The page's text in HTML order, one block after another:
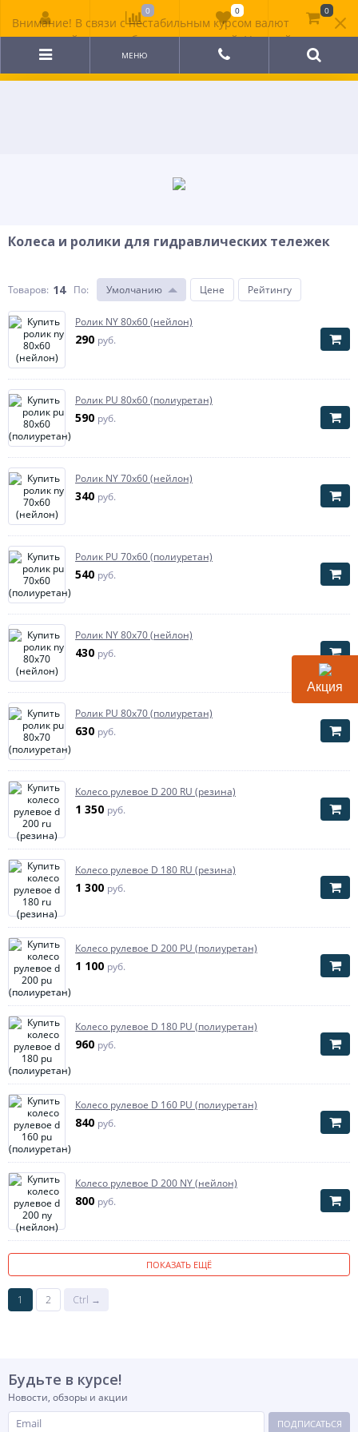
Внимание! В связи с нестабильным курсом валют
цена на сайте может быть неактуальной. Уточняйте
стоимость у менеджера.
МЕНЮ
Колеса и ролики для гидравлических тележек
Товаров: 14 По: Умолчанию Цене Рейтингу
Ролик NY 80х60 (нейлон)
290 руб.
Ролик PU 80х60 (полиуретан)
590 руб.
Ролик NY 70х60 (нейлон)
340 руб.
Ролик PU 70х60 (полиуретан)
540 руб.
Ролик NY 80х70 (нейлон)
430 руб.
Ролик PU 80х70 (полиуретан)
630 руб.
Колесо рулевое D 200 RU (резина)
1 350 руб.
Колесо рулевое D 180 RU (резина)
1 300 руб.
Колесо рулевое D 200 PU (полиуретан)
1 100 руб.
Колесо рулевое D 180 PU (полиуретан)
960 руб.
Колесо рулевое D 160 PU (полиуретан)
840 руб.
Колесо рулевое D 200 NY (нейлон)
800 руб.
ПОКАЗАТЬ ЕЩЁ
1 2 Ctrl →
Будьте в курсе!
Новости, обзоры и акции
ПОДПИСАТЬСЯ
0 0 0
Акция